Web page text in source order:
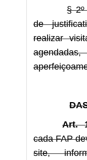
§
de
realizar
Art.
cada FAP
site,